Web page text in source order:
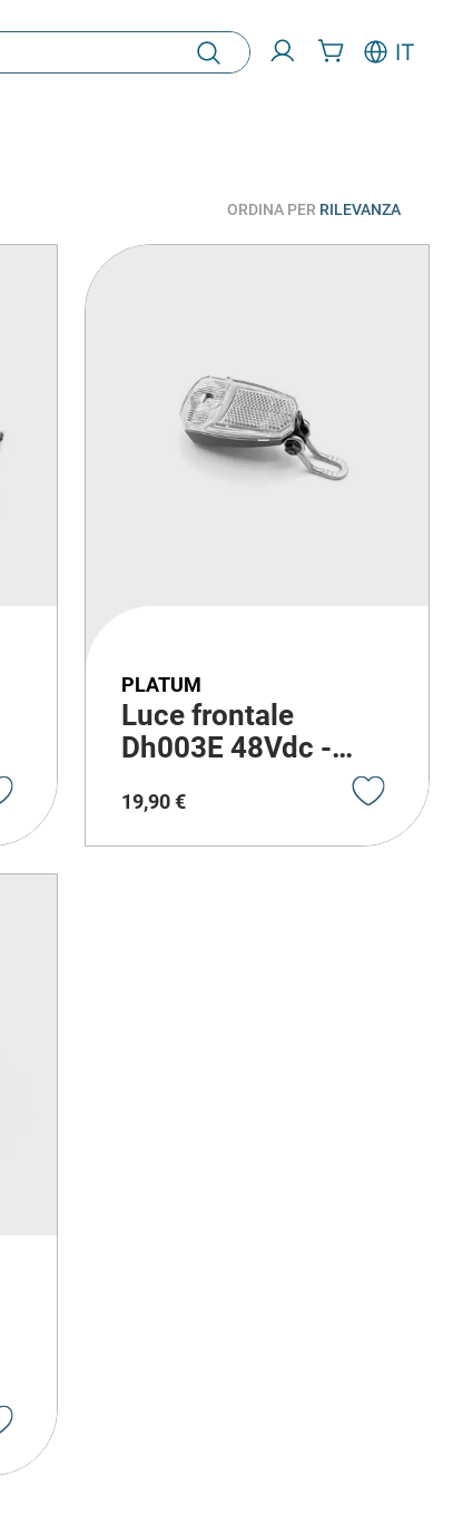
IT
ORDINA PER RILEVANZA
PLATUM
Luce frontale
Dh003E 48Vdc -
19,90 €